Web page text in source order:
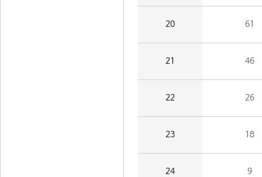
20 61
21 46
22 26
23 18
24 9